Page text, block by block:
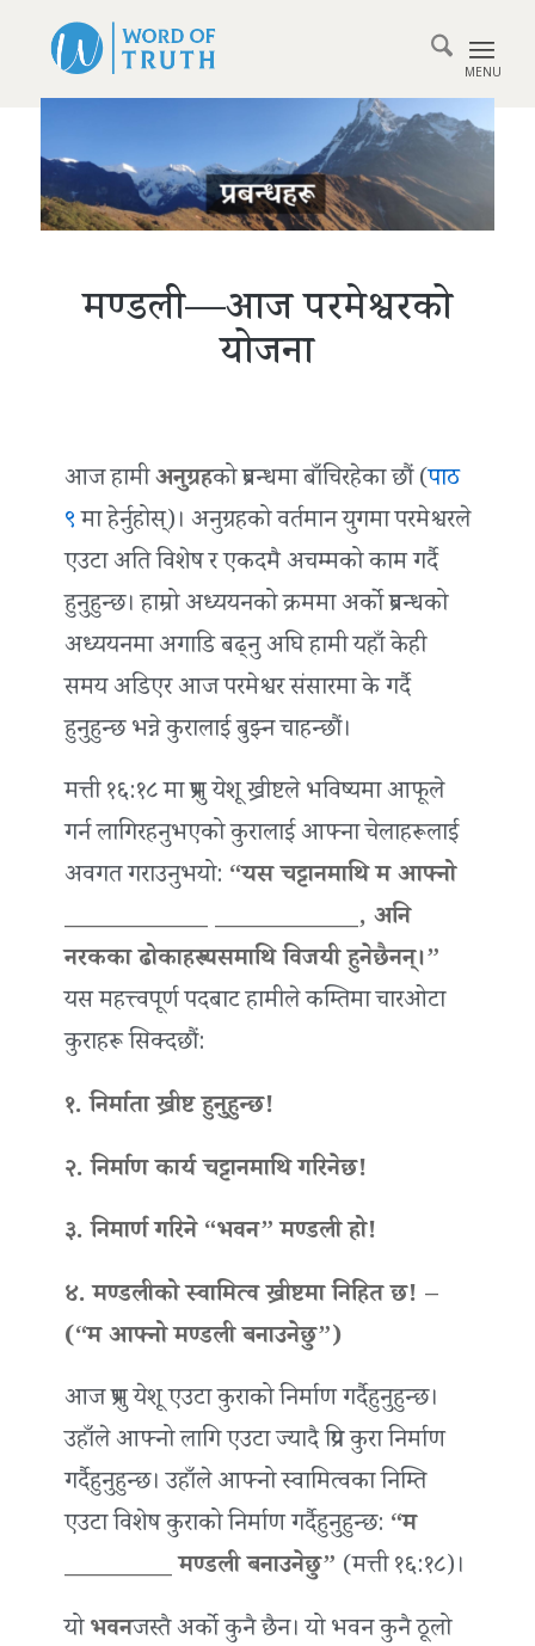
मण्डली—आज परमेश्वरको
योजना
आज हामीअनुग्रहको प्रबन्धमा बाँचिरहेका छौं (पाठ
९मा हेर्नुहोस्)। अनुग्रहको वर्तमान युगमा परमेश्वरले
एउटा अति विशेष र एकदमै अचम्मको काम गर्दै
हुनुहुन्छ। हाम्रो अध्ययनको क्रममा अर्को प्रबन्धको
अध्ययनमा अगाडि बढ्नु अघि हामी यहाँ केही
समय अडिएर आज परमेश्वर संसारमा के गर्दै
हुनुहुन्छ भन्ने कुरालाई बुझ्न चाहन्छौं।
मत्ती १६:१८ मा प्रभु येशू ख्रीष्टले भविष्यमा आफूले
गर्न लागिरहनुभएको कुरालाई आफ्ना चेलाहरूलाई
अवगत गराउनुभयो: “यस चट्टानमाथि म आफ्नो
____________ ____________, अनि
नरकका ढोकाहरू यसमाथि विजयी हुनेछैनन्।”
यस महत्त्वपूर्ण पदबाट हामीले कम्तिमा चारओटा
कुराहरू सिक्दछौं:
१. निर्माता ख्रीष्ट हुनुहुन्छ!
२. निर्माण कार्य चट्टानमाथि गरिनेछ!
३. निमार्ण गरिने “भवन” मण्डली हो!
४. मण्डलीको स्वामित्व ख्रीष्टमा निहित छ! –
(“मआफ्नोमण्डली बनाउनेछु”)
आज प्रभु येशू एउटा कुराको निर्माण गर्दैहुनुहुन्छ।
उहाँले आफ्नो लागि एउटा ज्यादै प्रिय कुरा निर्माण
गर्दैहुनुहुन्छ। उहाँले आफ्नो स्वामित्वका निम्ति
एउटा विशेष कुराको निर्माण गर्दैहुनुहुन्छ: “म
_________ मण्डली बनाउनेछु” (मत्ती १६:१८)।
योभवनजस्तै अर्को कुनै छैन। यो भवन कुनै ठूलो